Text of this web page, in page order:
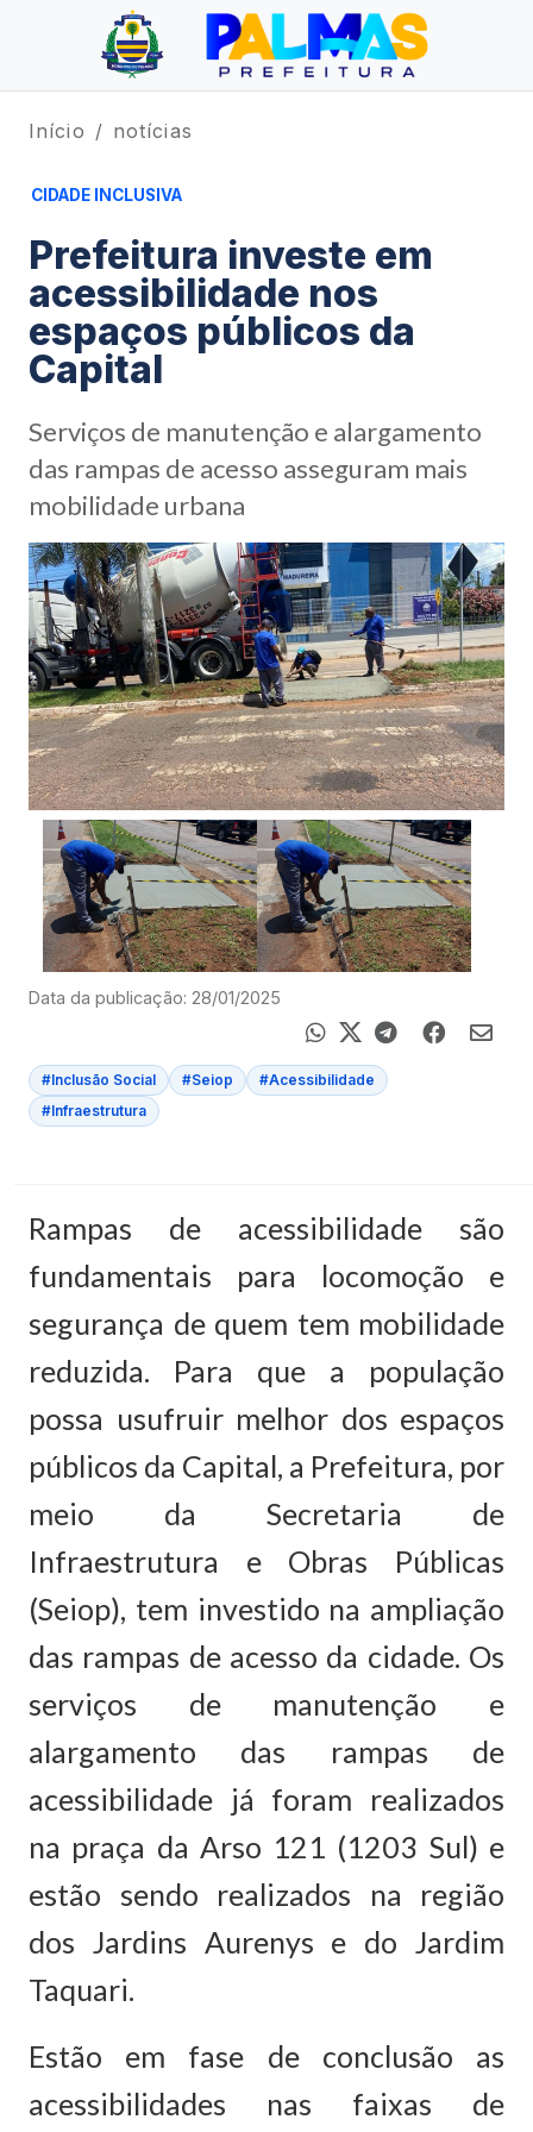
Início notícias
CIDADE INCLUSIVA
Prefeitura investe em
acessibilidade nos
espaços públicos da
Capital
Serviços de manutenção e alargamento
das rampas de acesso asseguram mais
mobilidade urbana
Data da publicação: 28/01/2025
#Inclusão Social #Seiop
#Acessibilidade
#Infraestrutura
Rampas de acessibilidade são
fundamentais para locomoção e
segurança de quem tem mobilidade
reduzida. Para que a população
possa usufruir melhor dos espaços
públicos da Capital, a Prefeitura, por
meio da Secretaria de
Infraestrutura e Obras Públicas
(Seiop), tem investido na ampliação
das rampas de acesso da cidade. Os
serviços de manutenção e
alargamento das rampas de
acessibilidade já foram realizados
na praça da Arso 121 (1203 Sul) e
estão sendo realizados na região
dos Jardins Aurenys e do Jardim
Taquari.
Estão em fase de conclusão as
acessibilidades nas faixas de